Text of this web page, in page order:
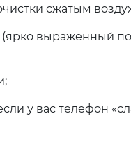
сжатым
выраженный
у вас телефон